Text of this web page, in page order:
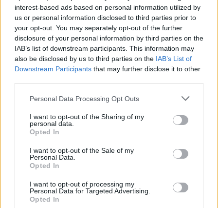
interest-based ads based on personal information utilized by
us or personal information disclosed to third parties prior to
your opt-out. You may separately opt-out of the further
disclosure of your personal information by third parties on the
IAB’s list of downstream participants. This information may
also be disclosed by us to third parties on the IAB’s List of
Downstream Participants that may further disclose it to other
Please note that this website/app uses one or more Google
not limited to your visit or usage behaviour. You may click to
grant or deny consent to Google and its third-party tags to
use your data for below specified purposes in below Google
consent section.
Personal Data Processing Opt Outs
I want to opt-out of the Sharing of my
personal data.
Opted In
I want to opt-out of the Sale of my
Personal Data.
Opted In
I want to opt-out of processing my
Personal Data for Targeted Advertising.
Opted In
l’inaugurazione
Andrea Mura conquista Palau: grande
partecipazione per il suo racconto
Calangianus, allarme sul centro accoglienza
minori, Albieri: “Episodi gravissimi”
Gallura, finti clienti svuotano le suite: furto da
50mila nel resort
Meteo Olbia 7 agosto, sole e caldo tornano
Test tunnel Olbia: rampe chiuse ancora fino a